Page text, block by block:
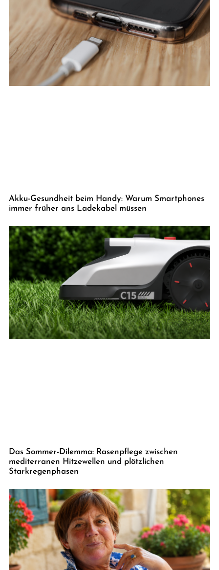
Akku-Gesundheit beim Handy: Warum Smartphones
immer früher ans Ladekabel müssen
Das Sommer-Dilemma: Rasenpflege zwischen
mediterranen Hitzewellen und plötzlichen
Starkregenphasen